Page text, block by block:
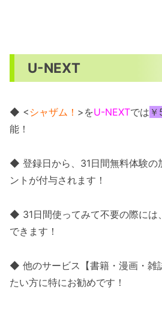
U-NEXT
◆ < シャザム！ >をU-NEXTでは
能！
◆ 登録日から、31日間無料体験の
ントが付与されます！
◆ 31日間使ってみて不要の際には
できます！
◆ 他のサービス【書籍・漫画・雑
たい方に特にお勧めです！